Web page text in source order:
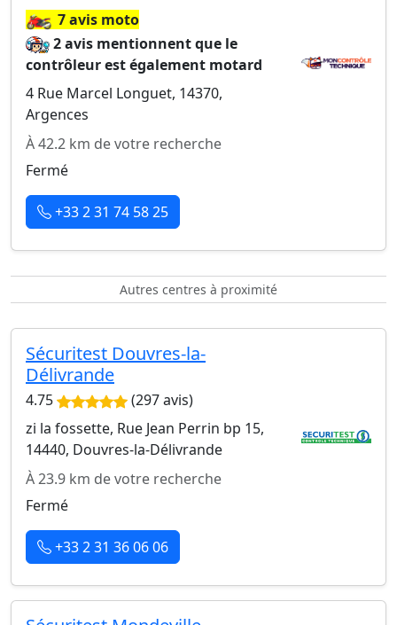
🏍️7 avis moto
2 avis mentionnent que le
contrôleur est également motard
4 Rue Marcel Longuet, 14370,
Argences
À 42.2 km de votre recherche
Fermé
+33 2 31 74 58 25
Autres centres à proximité
Sécuritest Douvres-la-
Délivrande
4.75
(297 avis)
zi la fossette, Rue Jean Perrin bp 15,
14440, Douvres-la-Délivrande
À 23.9 km de votre recherche
Fermé
+33 2 31 36 06 06